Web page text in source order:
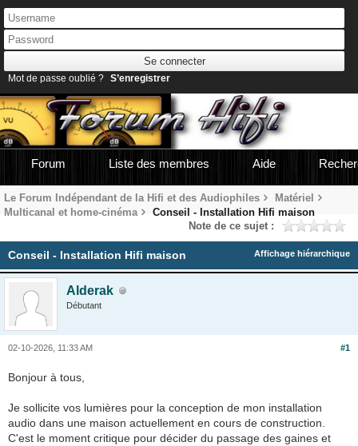
Mot de passe oublié ? S’enregistrer
Forum Liste des membres Aide
Le Forum Indépendant de la Hifi et des Audiophiles
Matériel
Multicanal et home-cinéma
Conseil - Installation Hifi maison
Note de ce sujet :
Affichage hiérarchique
Conseil - Installation Hifi maison
Alderak
Débutant
#1
02-10-2026, 11:33 AM
Bonjour à tous,
Je sollicite vos lumières pour la conception de mon installation
audio dans une maison actuellement en cours de construction.
C'est le moment critique pour décider du passage des gaines et